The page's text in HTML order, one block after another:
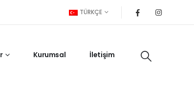
TÜRKÇE
Kurumsal İletişim